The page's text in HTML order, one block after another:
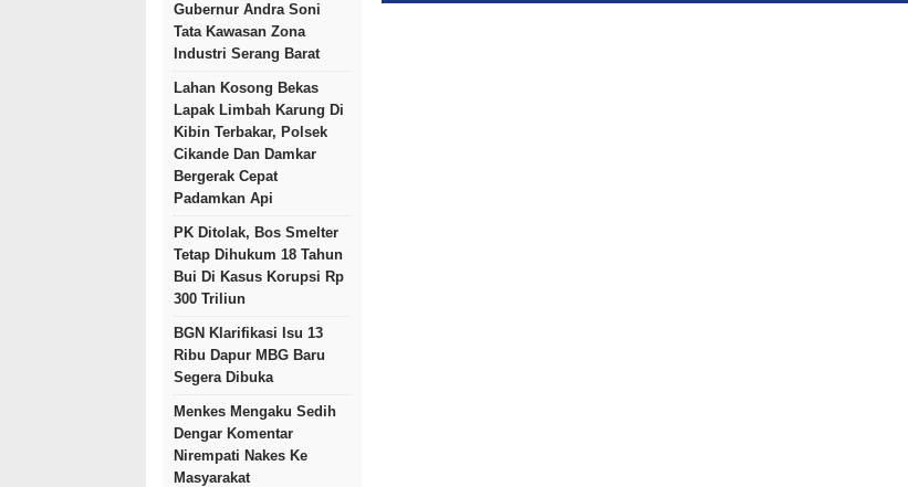
Gubernur Andra Soni
Tata Kawasan Zona
Industri Serang Barat
Lahan Kosong Bekas
Lapak Limbah Karung Di
Kibin Terbakar, Polsek
Cikande Dan Damkar
Bergerak Cepat
Padamkan Api
PK Ditolak, Bos Smelter
Tetap Dihukum 18 Tahun
Bui Di Kasus Korupsi Rp
300 Triliun
BGN Klarifikasi Isu 13
Ribu Dapur MBG Baru
Segera Dibuka
Menkes Mengaku Sedih
Dengar Komentar
Nirempati Nakes Ke
Masyarakat